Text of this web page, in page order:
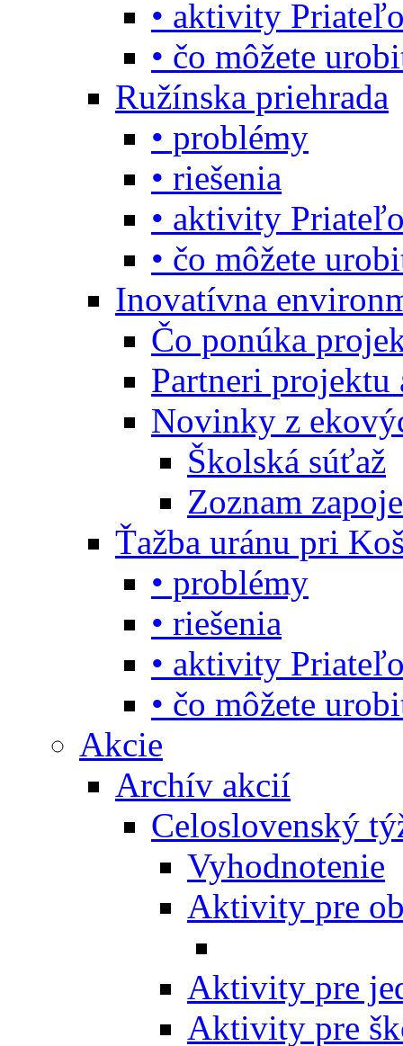
• aktivity
• čo môžete
Ružínska priehrada
• problémy
• riešenia
• aktivity
• čo môžete
Inovatívna
Čo ponúka
Partneri projektu
Novinky z
Školská súťaž
Zoznam
Ťažba uránu pri
• problémy
• riešenia
• aktivity
• čo môžete
Akcie
Archív akcií
Celoslovenský
Vyhodnotenie
Aktivity pre
Aktivity pre
Aktivity pre